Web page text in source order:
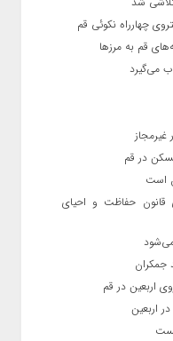
چهارراه نکوئی قم
می‌گیرد
است
قانون حفاظت و احیای